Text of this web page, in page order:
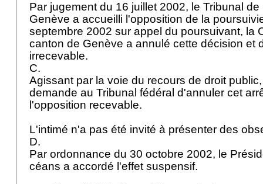
Par jugement du 16 juillet 2002, le Tribunal
Genève a accueilli l'opposition de la
septembre 2002 sur appel du poursuivant, la
canton de Genève a annulé cette décision et
irrecevable.
C.
Agissant par la voie du recours de droit
demande au Tribunal fédéral d'annuler cet
l'opposition recevable.
L'intimé n'a pas été invité à présenter des
D.
Par ordonnance du 30 octobre 2002, le
céans a accordé l'effet suspensif.